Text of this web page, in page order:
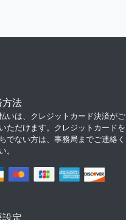
方法
いは、クレジットカード決済がご
ただけます。クレジットカードを
でない方は、事務局までご連絡く
。
設定